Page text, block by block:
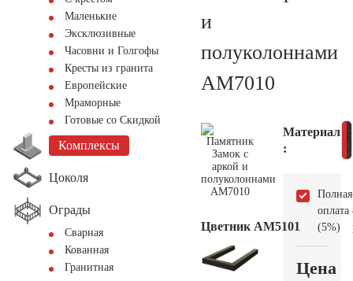
Маленькие
Эксклюзивные
Часовни и Голгофы
Кресты из гранита
Европейские
Мраморные
Готовые со Скидкой
Комплексы
Цоколя
Ограды
Сварная
Кованная
Гранитная
и
полуколоннами
AM7010
Цветник АМ5101
Материал
:
Полная
оплата
(5%)
Цена